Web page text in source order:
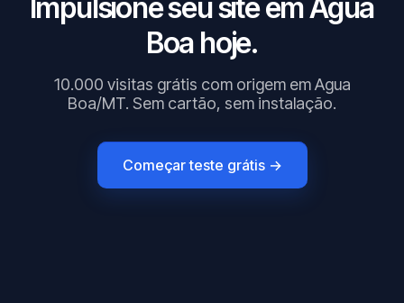
Impulsione seu site em Agua
Boa hoje.
10.000 visitas grátis com origem em Agua
Boa/MT. Sem cartão, sem instalação.
Começar teste grátis →